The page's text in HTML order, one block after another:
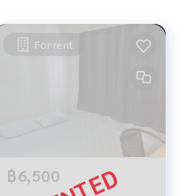
For rent
฿6,500